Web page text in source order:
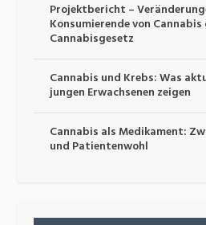
Projektbericht –
Konsumierende von
Cannabisgesetz
Cannabis und Krebs: Was
jungen Erwachsenen zeigen
Cannabis als Medikament:
und Patientenwohl